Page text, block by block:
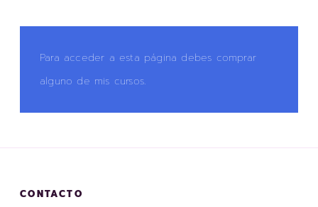
Para acceder a esta página debes comprar
alguno de mis cursos.
CONTACTO